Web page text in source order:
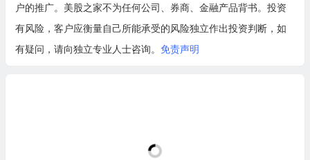
户的推广。美股之家不为任何公司、券商、金融产品背书。投资
有风险，客户应衡量自己所能承受的风险独立作出投资判断，如
有疑问，请向独立专业人士咨询。 免责声明